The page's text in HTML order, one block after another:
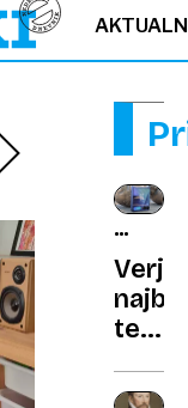
Z
FLIP
7